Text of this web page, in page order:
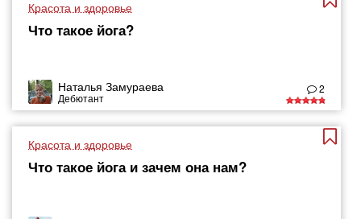
Красота и здоровье
Что такое йога?
Наталья Замураева
Дебютант
2
Красота и здоровье
Что такое йога и зачем она нам?